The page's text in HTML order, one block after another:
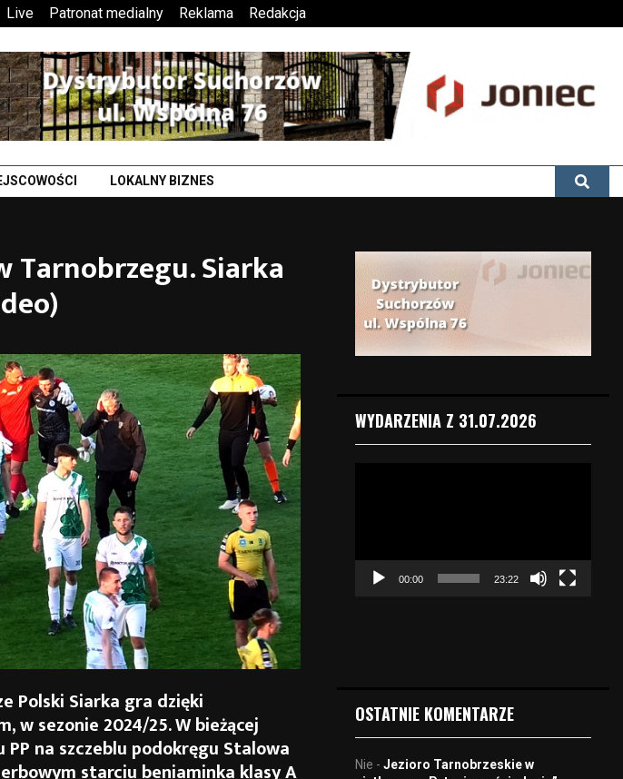
Live Patronat medialny Reklama Redakcja
LOKALNY BIZNES
Tarnobrzegu. Siarka
Polski Siarka gra dzięki
w sezonie 2024/25. W bieżącej
na szczeblu podokręgu Stalowa
starciu beniaminka klasy A
WYDARZENIA Z 31.07.2026
e
o
00:00 23:22
OSTATNIE KOMENTARZE
Nie - Jezioro Tarnobrzeskie w